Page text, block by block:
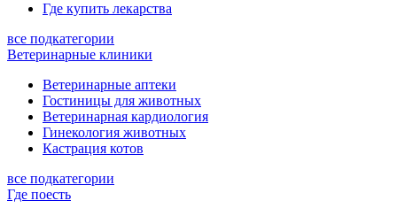
Где купить лекарства
все подкатегории
Ветеринарные клиники
Ветеринарные аптеки
Гостиницы для животных
Ветеринарная кардиология
Гинекология животных
Кастрация котов
все подкатегории
Где поесть